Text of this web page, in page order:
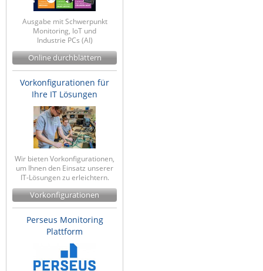
News zu unseren Herstellern
Ausgabe mit Schwerpunkt
Monitoring, IoT und
Industrie PCs (AI)
Online durchblättern
Vorkonfigurationen für
Ihre IT Lösungen
Wir bieten Vorkonfigurationen,
um Ihnen den Einsatz unserer
IT-Lösungen zu erleichtern.
Vorkonfigurationen
Perseus Monitoring
Plattform